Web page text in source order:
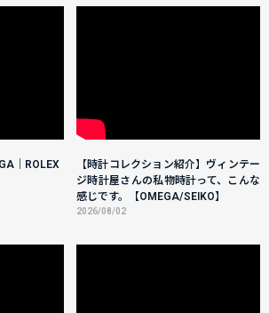
｜ROLEX
【時計コレクション紹介】ヴィンテー
ジ時計屋さんの私物時計って、こんな
感じです。【OMEGA/SEIKO】
2026/08/02